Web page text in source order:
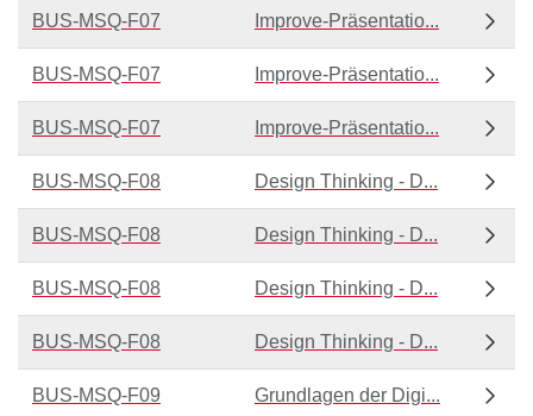
BUS-MSQ-F07 Improve-Präsentatio...
BUS-MSQ-F07 Improve-Präsentatio...
BUS-MSQ-F07 Improve-Präsentatio...
BUS-MSQ-F08 Design Thinking - D...
BUS-MSQ-F08 Design Thinking - D...
BUS-MSQ-F08 Design Thinking - D...
BUS-MSQ-F08 Design Thinking - D...
BUS-MSQ-F09 Grundlagen der Digi...